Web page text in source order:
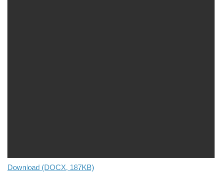
Download (DOCX, 187KB)